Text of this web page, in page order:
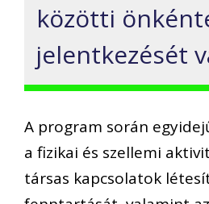
közötti
jelentkezését
A program során
a fizikai és szellemi
társas kapcsolatok